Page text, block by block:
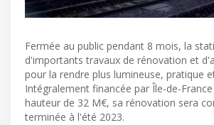
Fermée au public pendant 8 mois, la
d'importants travaux de rénovation et
pour la rendre plus lumineuse, pratique
Intégralement financée par Île-de-
hauteur de 32 M€, sa rénovation sera
terminée à l'été 2023.